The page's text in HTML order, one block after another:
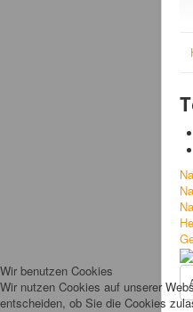
Wir benutzen Cookies
Wir nutzen Cookies auf unserer
entscheiden, ob Sie die Cookies